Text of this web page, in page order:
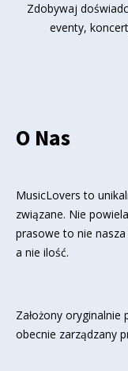
Zdobywaj
eventy,
O Nas
MusicLovers to
związane. Nie
prasowe to nie
a nie ilość.
Założony oryginalnie
obecnie zarządzany